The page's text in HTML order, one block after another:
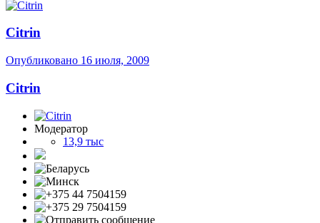
Citrin
Опубликовано 16 июля, 2009
Citrin
Модератор
13,9 тыс